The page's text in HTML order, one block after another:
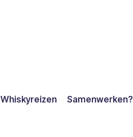
Whiskyreizen Samenwerken?